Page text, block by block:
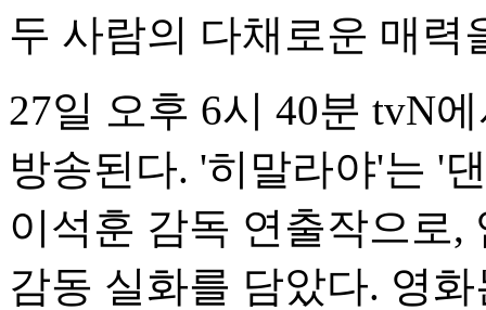
두 사람의 다채로운 매력
27일 오후 6시 40분 tvN
방송된다. '히말라야'는 '
이석훈 감독 연출작으로,
감동 실화를 담았다. 영